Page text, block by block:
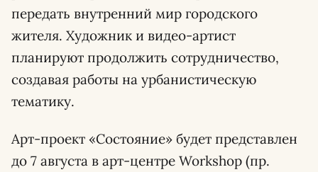
передать внутренний мир городского
жителя. Художник и видео-артист
планируют продолжить сотрудничество,
создавая работы на урбанистическую
тематику.
Арт-проект «Состояние» будет представлен
до 7 августа в арт-центре Workshop (пр.